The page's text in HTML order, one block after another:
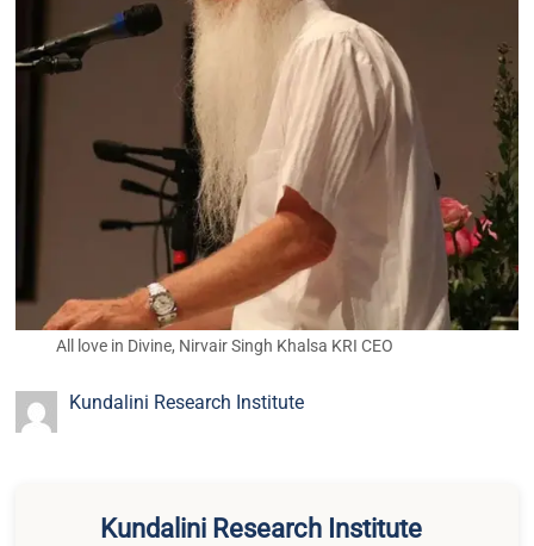
All love in Divine, Nirvair Singh Khalsa KRI CEO
Kundalini Research Institute
Kundalini Research Institute